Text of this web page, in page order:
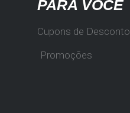
PARA VOCÊ
Cupons de Desconto
Promoções